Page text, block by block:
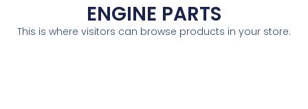
ENGINE PARTS
This is where visitors can browse products in your store.